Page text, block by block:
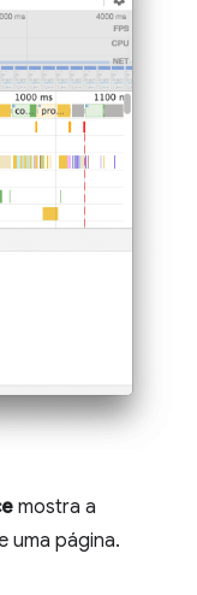
mostra a
uma página.